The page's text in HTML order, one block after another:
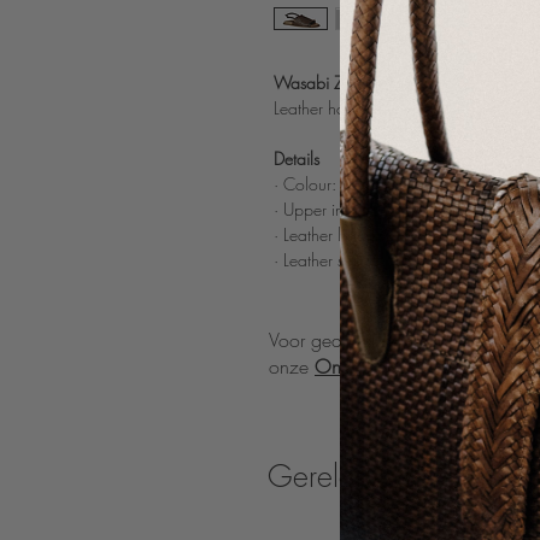
Wasabi Zigzag Fudge
Leather handwoven flat sandal
Details
· Colour: Fudge (mix of brown &
· Upper in 100% handwoven sheep
· Leather lining
· Leather sole
Voor gedetailleerde richtlijnen
onze Onderhoudsinstructies
Gerelateerde